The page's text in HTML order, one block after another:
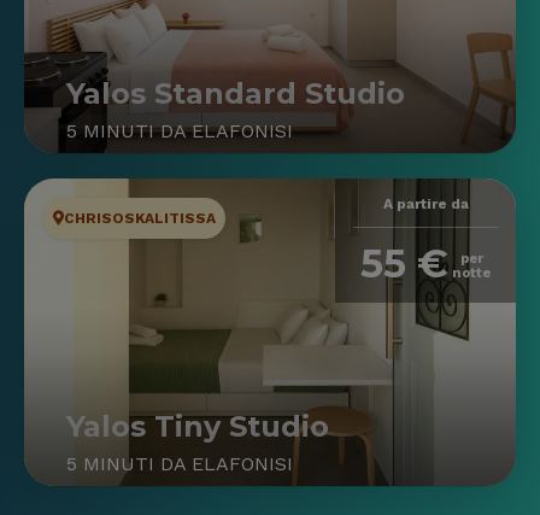
Yalos Standard Studio
5 MINUTI DA ELAFONISI
A partire da
55 €
per
notte
Yalos Tiny Studio
CHRISOSKALITISSA
5 MINUTI DA ELAFONISI